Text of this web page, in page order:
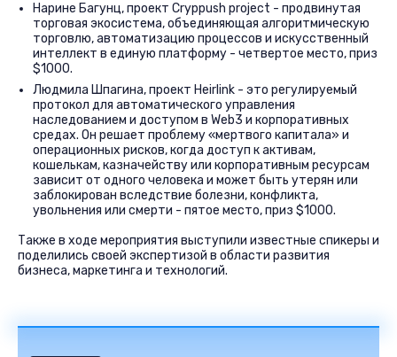
Нарине Багунц, проект Сryppush project - продвинутая
торговая экосистема, объединяющая алгоритмическую
торговлю, автоматизацию процессов и искусственный
интеллект в единую платформу - четвертое место, приз
$1000.
Людмила Шпагина, проект Heirlink - это регулируемый
протокол для автоматического управления
наследованием и доступом в Web3 и корпоративных
средах. Он решает проблему «мертвого капитала» и
операционных рисков, когда доступ к активам,
кошелькам, казначейству или корпоративным ресурсам
зависит от одного человека и может быть утерян или
заблокирован вследствие болезни, конфликта,
увольнения или смерти - пятое место, приз $1000.
Также в ходе мероприятия выступили известные спикеры и
поделились своей экспертизой в области развития
бизнеса, маркетинга и технологий.